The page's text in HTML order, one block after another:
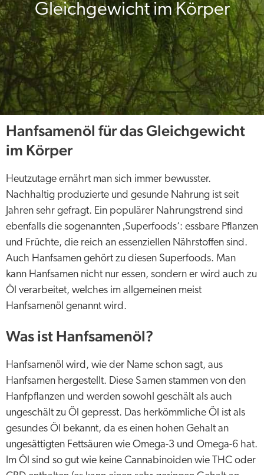
Gleichgewicht im Körper
Hanfsamenöl für das Gleichgewicht
im Körper
Heutzutage ernährt man sich immer bewusster.
Nachhaltig produzierte und gesunde Nahrung ist seit
Jahren sehr gefragt. Ein populärer Nahrungstrend sind
ebenfalls die sogenannten ‚Superfoods‘: essbare Pflanzen
und Früchte, die reich an essenziellen Nährstoffen sind.
Auch Hanfsamen gehört zu diesen Superfoods. Man
kann Hanfsamen nicht nur essen, sondern er wird auch zu
Öl verarbeitet, welches im allgemeinen meist
Hanfsamenöl genannt wird.
Was ist Hanfsamenöl?
Hanfsamenöl wird, wie der Name schon sagt, aus
Hanfsamen hergestellt. Diese Samen stammen von den
Hanfpflanzen und werden sowohl geschält als auch
ungeschält zu Öl gepresst. Das herkömmliche Öl ist als
gesundes Öl bekannt, da es einen hohen Gehalt an
ungesättigten Fettsäuren wie Omega-3 und Omega-6 hat.
Im Öl sind so gut wie keine Cannabinoiden wie THC oder